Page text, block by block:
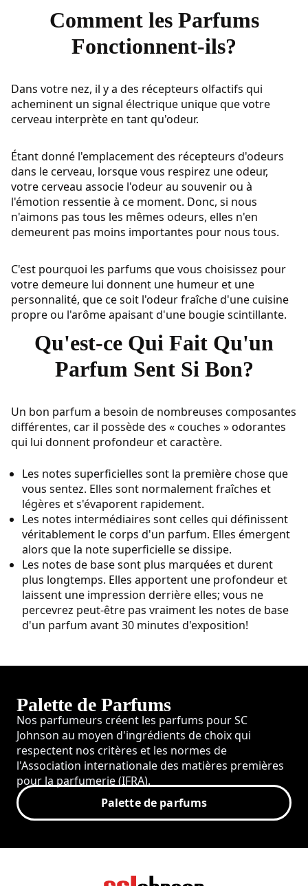
Comment les Parfums
Fonctionnent-ils?
Dans votre nez, il y a des récepteurs olfactifs qui
acheminent un signal électrique unique que votre
cerveau interprète en tant qu'odeur.
Étant donné l'emplacement des récepteurs d'odeurs
dans le cerveau, lorsque vous respirez une odeur,
votre cerveau associe l'odeur au souvenir ou à
l'émotion ressentie à ce moment. Donc, si nous
n'aimons pas tous les mêmes odeurs, elles n'en
demeurent pas moins importantes pour nous tous.
C'est pourquoi les parfums que vous choisissez pour
votre demeure lui donnent une humeur et une
personnalité, que ce soit l'odeur fraîche d'une cuisine
propre ou l'arôme apaisant d'une bougie scintillante.
Qu'est-ce Qui Fait Qu'un
Parfum Sent Si Bon?
Un bon parfum a besoin de nombreuses composantes
différentes, car il possède des « couches » odorantes
qui lui donnent profondeur et caractère.
Les notes superficielles sont la première chose que
vous sentez. Elles sont normalement fraîches et
légères et s'évaporent rapidement.
Les notes intermédiaires sont celles qui définissent
véritablement le corps d'un parfum. Elles émergent
alors que la note superficielle se dissipe.
Les notes de base sont plus marquées et durent
plus longtemps. Elles apportent une profondeur et
laissent une impression derrière elles; vous ne
percevrez peut-être pas vraiment les notes de base
d'un parfum avant 30 minutes d'exposition!
Palette de Parfums
Nos parfumeurs créent les parfums pour SC
Johnson au moyen d'ingrédients de choix qui
respectent nos critères et les normes de
l'Association internationale des matières premières
pour la parfumerie (IFRA).
Palette de parfums